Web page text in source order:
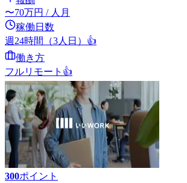
〜70万円 / 人月
稼働日数
週24時間（3人日） 👍
働き方
フルリモート 👍
300ポイント